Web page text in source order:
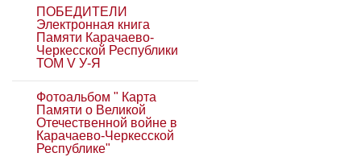
ПОБЕДИТЕЛИ
Электронная книга
Памяти Карачаево-
Черкесской Республики
ТОМ V У-Я
Фотоальбом " Карта
Памяти о Великой
Отечественной войне в
Карачаево-Черкесской
Республике"